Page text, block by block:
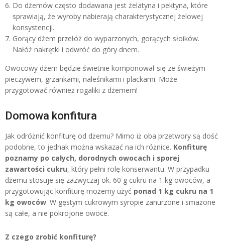
Do dżemów często dodawana jest żelatyna i pektyna, które
sprawiają, że wyroby nabierają charakterystycznej żelowej
konsystencji.
Gorący dżem przełóż do wyparzonych, gorących słoików.
Nałóż nakrętki i odwróć do góry dnem.
Owocowy dżem będzie świetnie komponował się ze świeżym
pieczywem, grzankami, naleśnikami i plackami. Może
przygotować również rogaliki z dżemem!
Domowa konfitura
Jak odróżnić konfiturę od dżemu? Mimo iż oba przetwory są dość
podobne, to jednak można wskazać na ich różnice. Konfiturę
poznamy po całych, dorodnych owocach i sporej
zawartości cukru, który pełni rolę konserwantu. W przypadku
dżemu stosuje się zazwyczaj ok. 60 g cukru na 1 kg owoców, a
przygotowując konfiturę możemy użyć ponad 1 kg cukru na 1
kg owoców. W gęstym cukrowym syropie zanurzone i smażone
są całe, a nie pokrojone owoce.
Z czego zrobić konfiturę?